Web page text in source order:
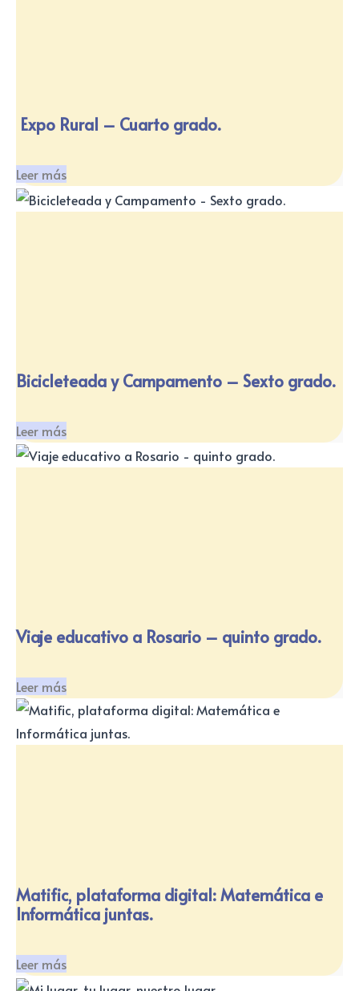
Expo Rural – Cuarto grado.
Leer más
Bicicleteada y Campamento – Sexto grado.
Leer más
Viaje educativo a Rosario – quinto grado.
Leer más
Matific, plataforma digital: Matemática e
Informática juntas.
Leer más